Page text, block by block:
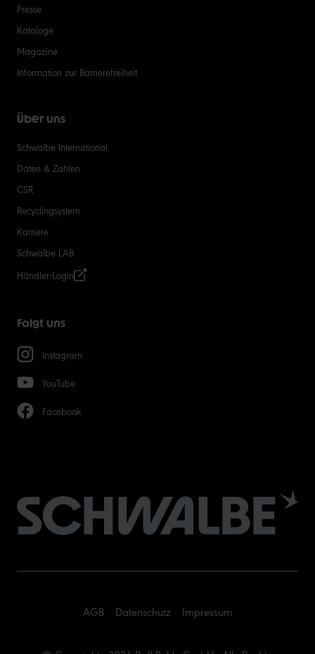
Presse
Kataloge
Magazine
Information zur Barrierefreiheit
Über uns
Schwalbe International
Daten & Zahlen
CSR
Recyclingsystem
Karriere
Schwalbe LAB
Händler-Login
Folgt uns
Instagram
YouTube
Facebook
AGB Datenschutz Impressum